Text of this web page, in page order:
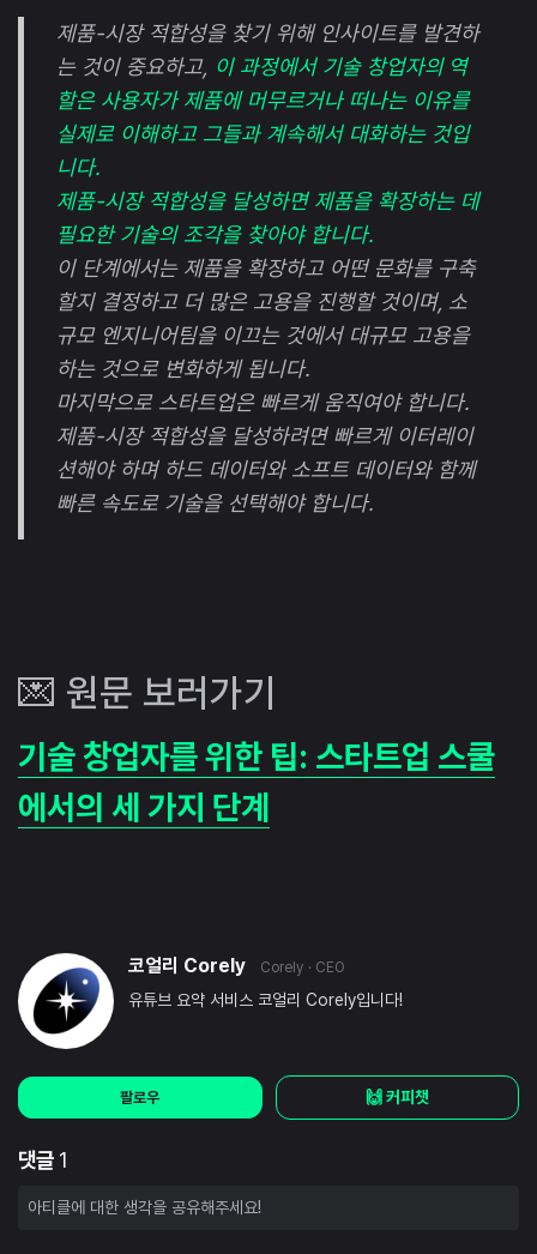
제품-시장 적합성을 찾기 위해 인사이트를 발견하
는 것이 중요하고, 이 과정에서 기술 창업자의 역
할은 사용자가 제품에 머무르거나 떠나는 이유를
실제로 이해하고 그들과 계속해서 대화하는 것입
니다.
제품-시장 적합성을 달성하면 제품을 확장하는 데
필요한 기술의 조각을 찾아야 합니다.
이 단계에서는 제품을 확장하고 어떤 문화를 구축
할지 결정하고 더 많은 고용을 진행할 것이며, 소
규모 엔지니어팀을 이끄는 것에서 대규모 고용을
하는 것으로 변화하게 됩니다.
마지막으로 스타트업은 빠르게 움직여야 합니다.
제품-시장 적합성을 달성하려면 빠르게 이터레이
션해야 하며 하드 데이터와 소프트 데이터와 함께
빠른 속도로 기술을 선택해야 합니다.
💌 원문 보러가기
기술 창업자를 위한 팁: 스타트업 스쿨
에서의 세 가지 단계
코얼리 Corely Corely · CEO
유튜브 요약 서비스 코얼리 Corely입니다!
팔로우 🙌 커피챗
댓글 1